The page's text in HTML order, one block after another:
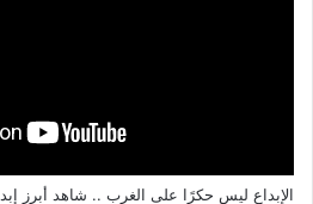
الإبداع ليس حكرًا على الغرب .. شاهد أبرز